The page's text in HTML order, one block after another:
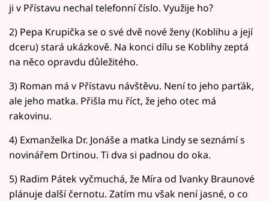
ji v Přístavu nechal telefonní číslo. Využije ho?
2) Pepa Krupička se o své dvě nové ženy (Koblihu a její
dceru) stará ukázkově. Na konci dílu se Koblihy zeptá
na něco opravdu důležitého.
3) Roman má v Přístavu návštěvu. Není to jeho parťák,
ale jeho matka. Přišla mu říct, že jeho otec má
rakovinu.
4) Exmanželka Dr. Jonáše a matka Lindy se seznámí s
novinářem Drtinou. Ti dva si padnou do oka.
5) Radim Pátek vyčmuchá, že Míra od Ivanky Braunové
plánuje další černotu. Zatím mu však není jasné, o co